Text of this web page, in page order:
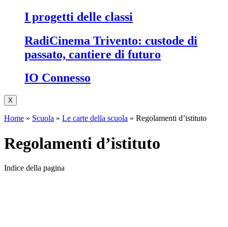
I progetti delle classi
RadiCinema Trivento: custode di
passato, cantiere di futuro
IO Connesso
X
Home » Scuola » Le carte della scuola » Regolamenti d’istituto
Regolamenti d’istituto
Indice della pagina